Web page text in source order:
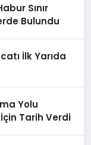
Sınır
Bulundu
İlk Yarıda
Yolu
Tarih Verdi